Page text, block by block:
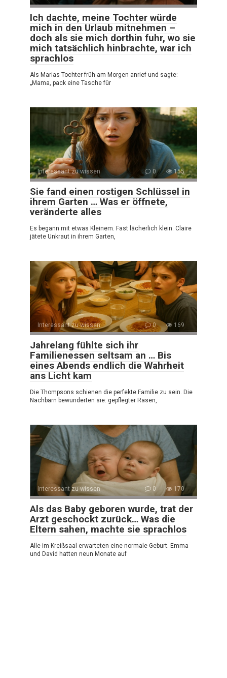
Ich dachte, meine Tochter würde
mich in den Urlaub mitnehmen –
doch als sie mich dorthin fuhr, wo sie
mich tatsächlich hinbrachte, war ich
sprachlos
Als Marias Tochter früh am Morgen anrief und sagte:
„Mama, pack eine Tasche für
Interessant zu wissen 0 155
Sie fand einen rostigen Schlüssel in
ihrem Garten … Was er öffnete,
veränderte alles
Es begann mit etwas Kleinem. Fast lächerlich klein. Claire
jätete Unkraut in ihrem Garten,
Interessant zu wissen 0 169
Jahrelang fühlte sich ihr
Familienessen seltsam an … Bis
eines Abends endlich die Wahrheit
ans Licht kam
Die Thompsons schienen die perfekte Familie zu sein. Die
Nachbarn bewunderten sie: gepflegter Rasen,
Interessant zu wissen 0 170
Als das Baby geboren wurde, trat der
Arzt geschockt zurück… Was die
Eltern sahen, machte sie sprachlos
Alle im Kreißsaal erwarteten eine normale Geburt. Emma
und David hatten neun Monate auf